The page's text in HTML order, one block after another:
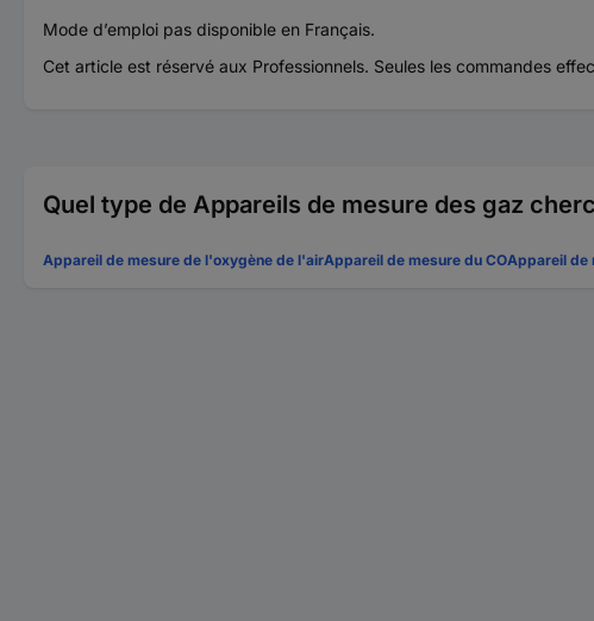
Mode d’emploi pas disponible en Français.
Cet article est réservé aux Professionnels. Seules les commandes
Quel type de Appareils de mesure des gaz
Appareil de mesure de l'oxygène de l'airAppareil de mesure du COAppareil de